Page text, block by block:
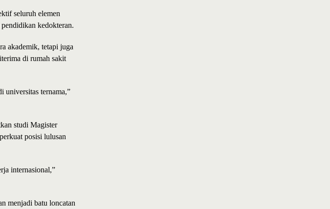
seluruh elemen
kedokteran.
akademik, tetapi juga
di rumah sakit
universitas ternama,”
studi Magister
posisi lulusan
internasional,”
menjadi batu loncatan